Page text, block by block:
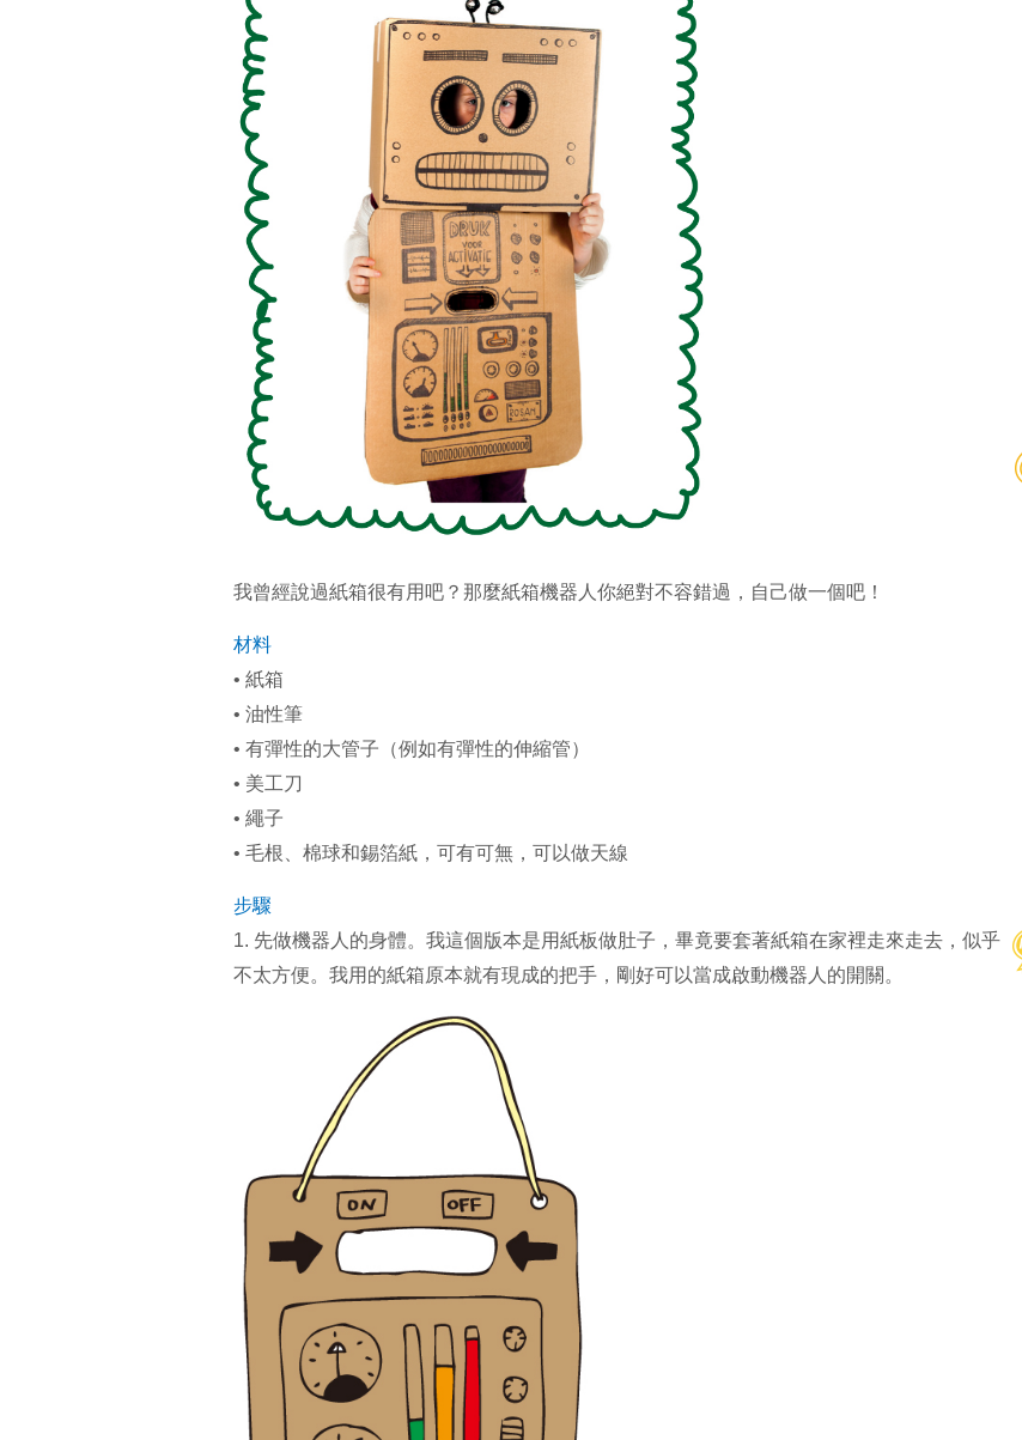
我曾經說過紙箱很有用吧？那麼紙箱機器人你絕對不容錯過，自己做一個吧！
材料
• 紙箱
• 油性筆
• 有彈性的大管子（例如有彈性的伸縮管）
• 美工刀
• 繩子
• 毛根、棉球和錫箔紙，可有可無，可以做天線
步驟
1. 先做機器人的身體。我這個版本是用紙板做肚子，畢竟要套著紙箱在家裡走來走去，似乎
不太方便。我用的紙箱原本就有現成的把手，剛好可以當成啟動機器人的開關。